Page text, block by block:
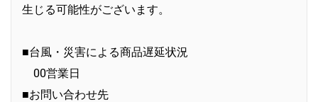
生じる可能性がございます。
■台風・災害による商品遅延状況
00営業日
■お問い合わせ先